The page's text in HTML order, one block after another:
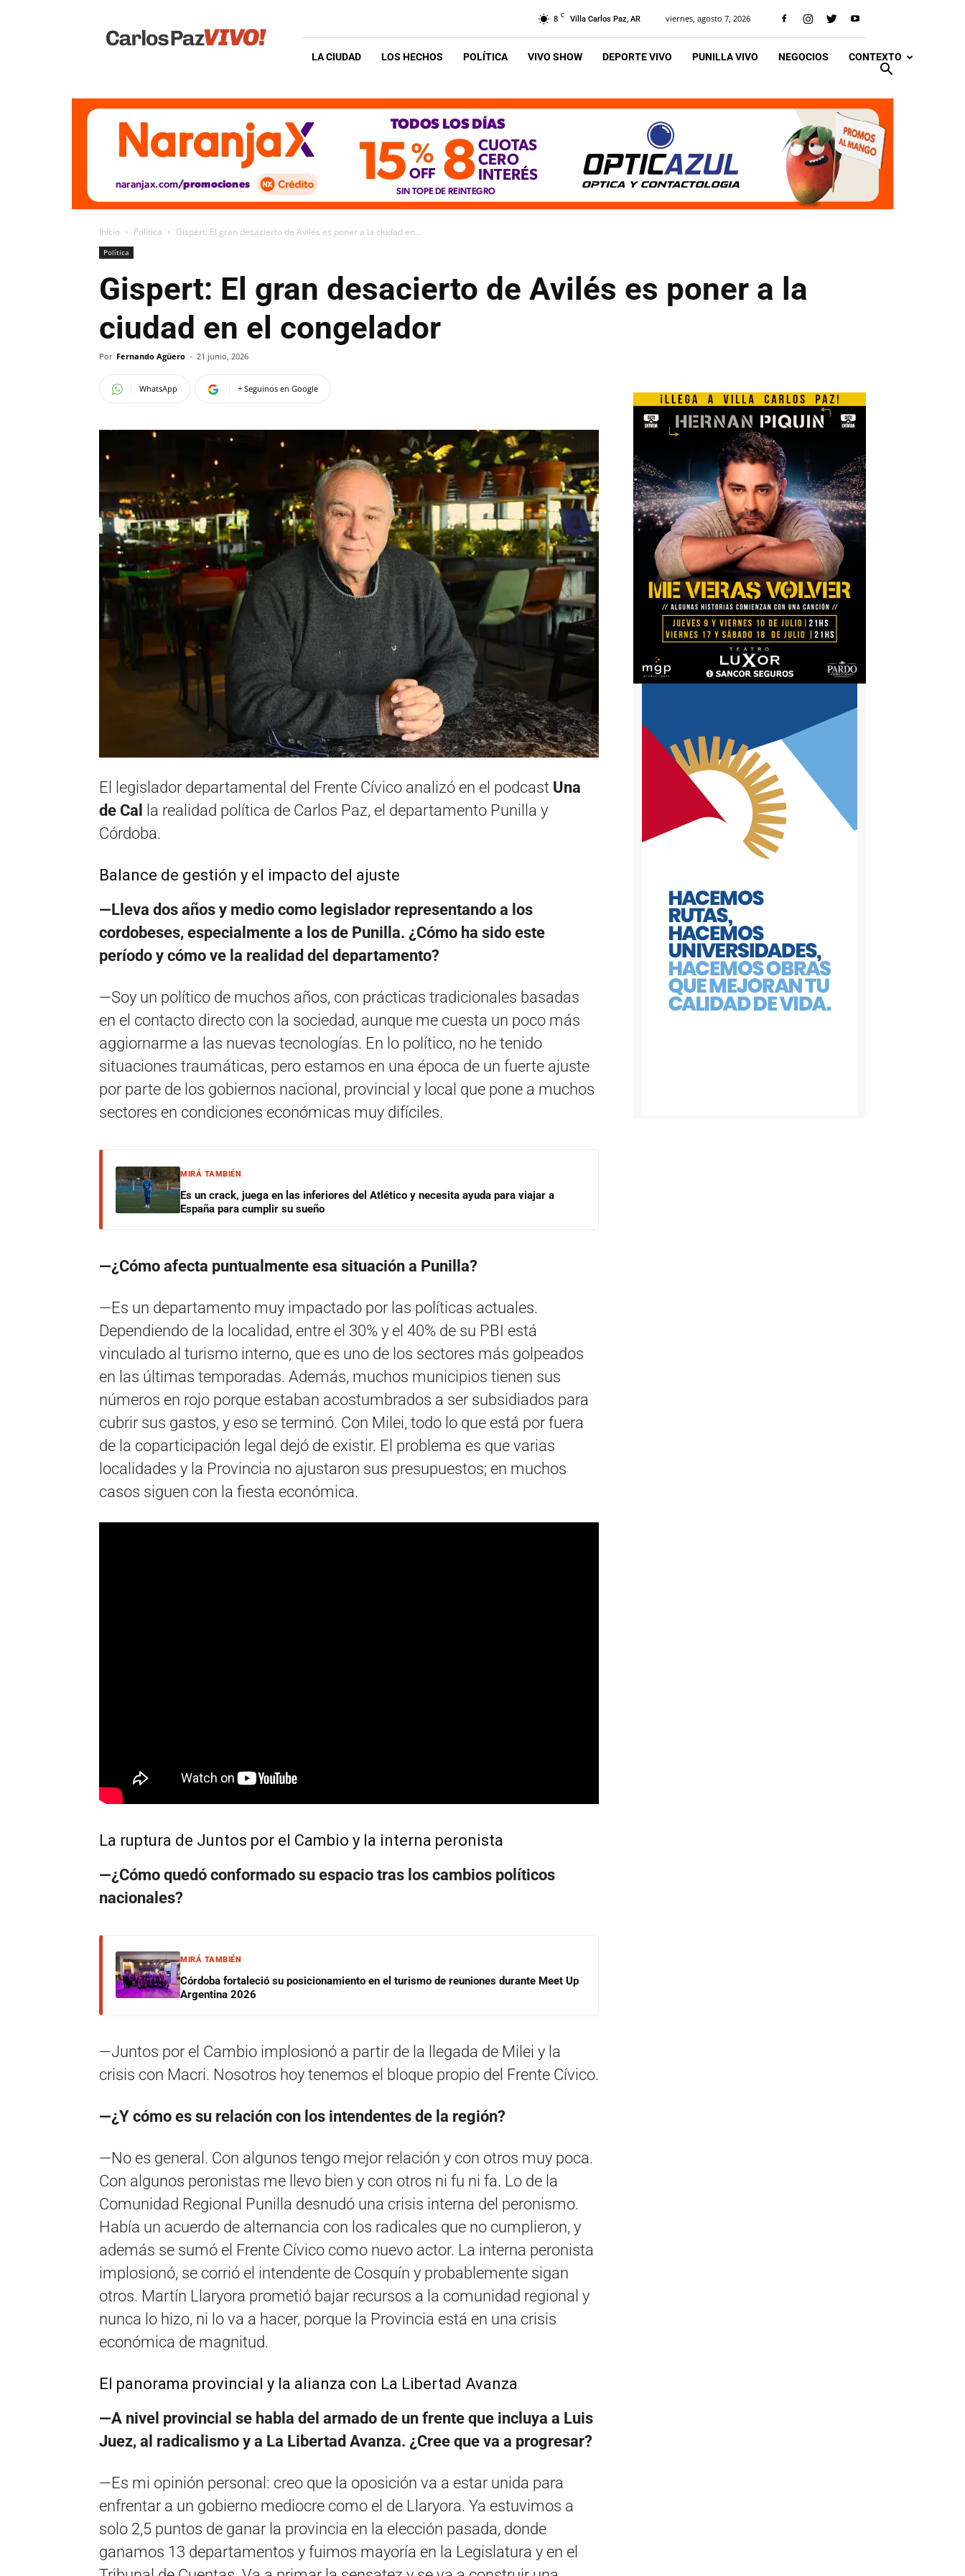
Vivo
8 C Villa Carlos Paz, AR viernes, agosto 7, 2026
LA CIUDAD LOS HECHOS POLÍTICA VIVO SHOW DEPORTE VIVO PUNILLA VIVO NEGOCIOS CONTEXTO
Inicio Política Gispert: El gran desacierto de Avilés es poner a la ciudad en...
Política
Gispert: El gran desacierto de Avilés es poner a la
ciudad en el congelador
Por Fernando Agüero - 21 junio, 2026
WhatsApp + Seguinos en Google
El legislador departamental del Frente Cívico analizó en el podcast Una
de Cal
la realidad política de Carlos Paz, el departamento Punilla y
Córdoba.
Balance de gestión y el impacto del ajuste
—Lleva dos años y medio como legislador representando a los
cordobeses, especialmente a los de Punilla. ¿Cómo ha sido este
período y cómo ve la realidad del departamento?
—Soy un político de muchos años, con prácticas tradicionales basadas
en el contacto directo con la sociedad, aunque me cuesta un poco más
aggiornarme a las nuevas tecnologías. En lo político, no he tenido
situaciones traumáticas, pero estamos en una época de un fuerte ajuste
por parte de los gobiernos nacional, provincial y local que pone a muchos
sectores en condiciones económicas muy difíciles.
MIRÁ TAMBIÉN
Es un crack, juega en las inferiores del Atlético y necesita ayuda para viajar a
España para cumplir su sueño
—¿Cómo afecta puntualmente esa situación a Punilla?
—Es un departamento muy impactado por las políticas actuales.
Dependiendo de la localidad, entre el 30% y el 40% de su PBI está
vinculado al turismo interno, que es uno de los sectores más golpeados
en las últimas temporadas. Además, muchos municipios tienen sus
números en rojo porque estaban acostumbrados a ser subsidiados para
cubrir sus gastos, y eso se terminó. Con Milei, todo lo que está por fuera
de la coparticipación legal dejó de existir. El problema es que varias
localidades y la Provincia no ajustaron sus presupuestos; en muchos
casos siguen con la fiesta económica.
La ruptura de Juntos por el Cambio y la interna peronista
—¿Cómo quedó conformado su espacio tras los cambios políticos
nacionales?
MIRÁ TAMBIÉN
Córdoba fortaleció su posicionamiento en el turismo de reuniones durante Meet Up
Argentina 2026
—Juntos por el Cambio implosionó a partir de la llegada de Milei y la
crisis con Macri. Nosotros hoy tenemos el bloque propio del Frente Cívico.
—¿Y cómo es su relación con los intendentes de la región?
—No es general. Con algunos tengo mejor relación y con otros muy poca.
Con algunos peronistas me llevo bien y con otros ni fu ni fa. Lo de la
Comunidad Regional Punilla desnudó una crisis interna del peronismo.
Había un acuerdo de alternancia con los radicales que no cumplieron, y
además se sumó el Frente Cívico como nuevo actor. La interna peronista
implosionó, se corrió el intendente de Cosquín y probablemente sigan
otros. Martín Llaryora prometió bajar recursos a la comunidad regional y
nunca lo hizo, ni lo va a hacer, porque la Provincia está en una crisis
económica de magnitud.
El panorama provincial y la alianza con La Libertad Avanza
—A nivel provincial se habla del armado de un frente que incluya a Luis
Juez, al radicalismo y a La Libertad Avanza. ¿Cree que va a progresar?
—Es mi opinión personal: creo que la oposición va a estar unida para
enfrentar a un gobierno mediocre como el de Llaryora. Ya estuvimos a
solo 2,5 puntos de ganar la provincia en la elección pasada, donde
ganamos 13 departamentos y fuimos mayoría en la Legislatura y en el